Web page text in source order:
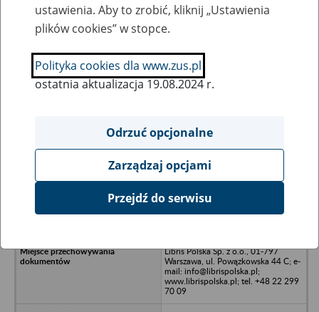
SZUKAJ
Ukryj wszystkie pozycje bazy
3D4Medical Sp. z o.o. - Warszawa,
Libris Polska Sp. z o.o., 01-797
Warszawa, ul. Powązkowska 44 C; e-
mail: info@librispolska.pl;
www.librispolska.pl; tel. +48 22 299
70 09
ustawienia. Aby to zrobić, kliknij „Ustawienia
plików cookies” w stopce.
Polityka cookies dla www.zus.pl
ostatnia aktualizacja 19.08.2024 r.
Odrzuć opcjonalne
Zarządzaj opcjami
Przejdź do serwisu